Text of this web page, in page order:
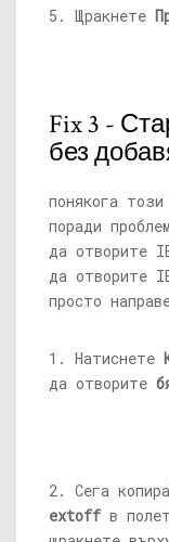
5. Щракнете
Fix 3 -
без
понякога
поради
да отворите
да отворите
просто
1. Натиснете
да отворите
2. Сега
extoff в